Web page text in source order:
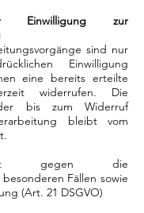
Einwilligung zur
sind nur
Einwilligung
eine bereits erteilte
widerrufen. Die
bis zum Widerruf
bleibt vom
gegen die
Fällen sowie
(Art. 21 DSGVO)